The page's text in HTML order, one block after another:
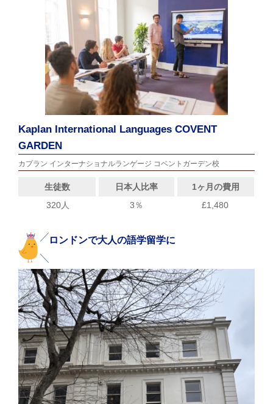
Kaplan International Languages COVENT
GARDEN
カプラン インターナショナルランゲージ コベントガーデン校
生徒数 日本人比率
1ヶ月の費用
320人
3％ £1,480
ロンドンで大人の語学留学に